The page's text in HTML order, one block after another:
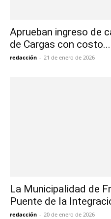
Aprueban ingreso de
de Cargas con costo...
redacción - 21 de enero de 2026
La Municipalidad de
Puente de la
redacción - 20 de enero de 2026